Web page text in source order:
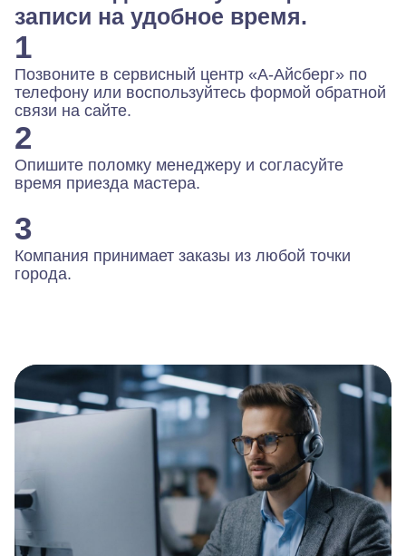
записи на удобное время.
1
Позвоните в сервисный центр «А-Айсберг» по
телефону или воспользуйтесь формой обратной
связи на сайте.
2
Опишите поломку менеджеру и согласуйте
время приезда мастера.
3
Компания принимает заказы из любой точки
города.